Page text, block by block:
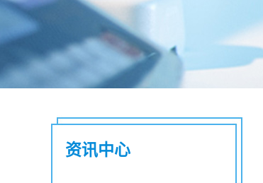
资讯中心